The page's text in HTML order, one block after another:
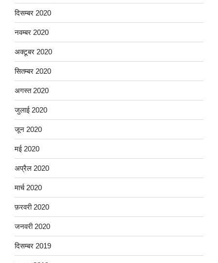
दिसम्बर 2020
नवम्बर 2020
अक्टूबर 2020
सितम्बर 2020
अगस्त 2020
जुलाई 2020
जून 2020
मई 2020
अप्रैल 2020
मार्च 2020
फ़रवरी 2020
जनवरी 2020
दिसम्बर 2019